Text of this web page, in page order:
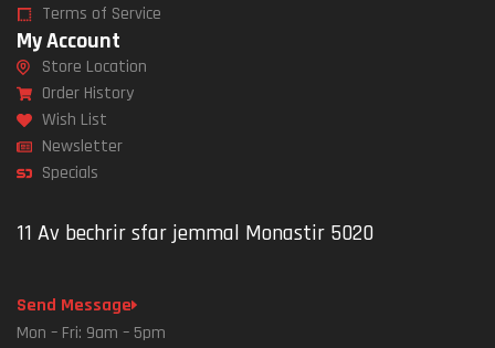
Terms of Service
My Account
Store Location
Order History
Wish List
Newsletter
Specials
11 Av bechrir sfar jemmal Monastir 5020
Send Message
Mon – Fri: 9am – 5pm